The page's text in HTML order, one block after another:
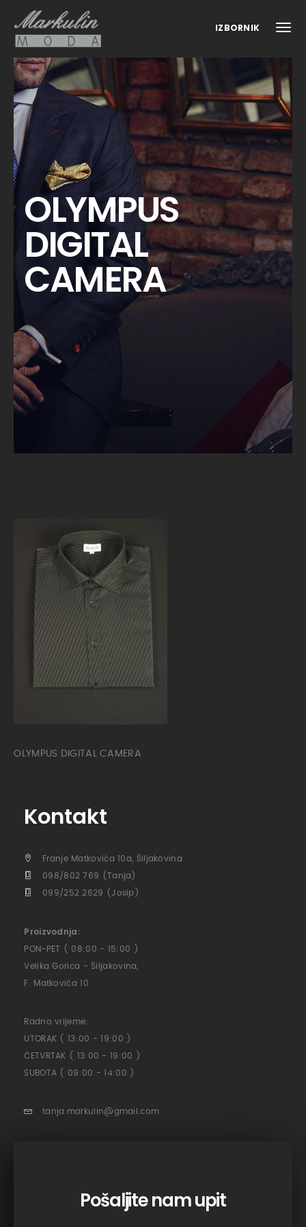
IZBORNIK
OLYMPUS
DIGITAL
CAMERA
OLYMPUS DIGITAL CAMERA
Kontakt
Franje Matkovića 10a, Šiljakovina
098/802 769 (Tanja)
099/252 2629 (Josip)
Proizvodnja:
PON-PET ( 08:00 - 15:00 )
Velika Gorica - Šiljakovina,
F. Matkovića 10
Radno vrijeme:
UTORAK ( 13:00 - 19:00 )
ČETVRTAK ( 13:00 - 19:00 )
SUBOTA ( 09:00 - 14:00 )
tanja.markulin@gmail.com
Pošaljite nam upit